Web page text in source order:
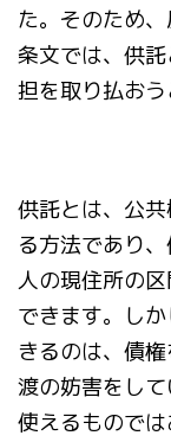
た。そのため
条文では、供
担を取り払おう
供託とは、公
る方法であり
人の現住所の
できます。し
きるのは、債
渡の妨害をし
使えるものでは